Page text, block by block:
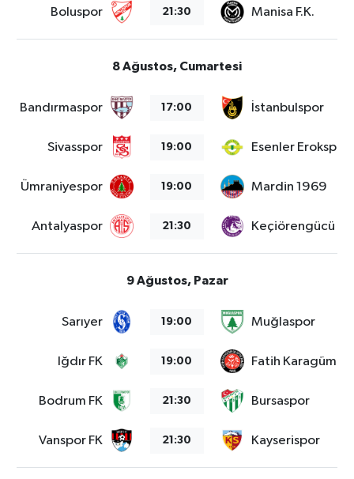
Boluspor 21:30 Manisa F.K.
8 Ağustos, Cumartesi
Bandırmaspor 17:00 İstanbulspor
Sivasspor 19:00 Esenler Erokspor
Ümraniyespor 19:00 Mardin 1969
Antalyaspor 21:30 Keçiörengücü
9 Ağustos, Pazar
Sarıyer 19:00 Muğlaspor
Iğdır FK 19:00 Fatih Karagümrük
Bodrum FK 21:30 Bursaspor
Vanspor FK 21:30 Kayserispor